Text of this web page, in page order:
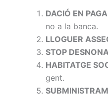
DACIÓ EN
no a la banca.
LLOGUER
STOP
HABITATGE
gent.